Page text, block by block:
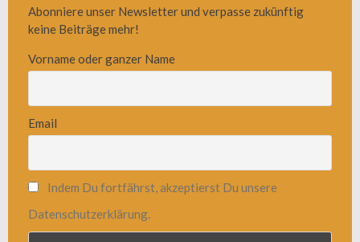
Abonniere unser Newsletter und verpasse zukünftig
keine Beiträge mehr!
Vorname oder ganzer Name
Email
Indem Du fortfährst, akzeptierst Du unsere
Datenschutzerklärung.